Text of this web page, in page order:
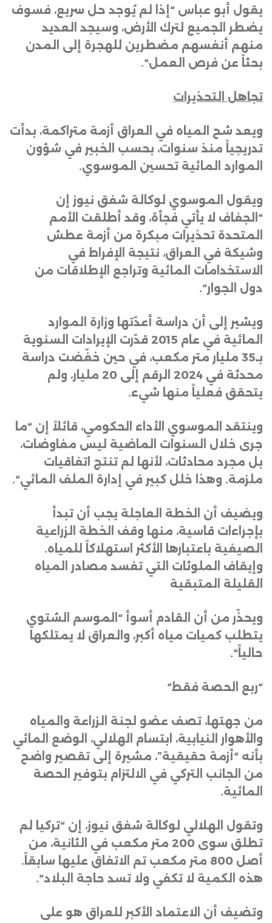
يقول أبو عباس “إذا لم يُوجد حل سريع، فسوف
يضطر الجميع لترك الأرض، وسيجد العديد
منهم أنفسهم مضطرين للهجرة إلى المدن
بحثاً عن فرص العمل“.
تجاهل التحذيرات
ويعد شح المياه في العراق أزمة متراكمة، بدأت
تدريجياً منذ سنوات، بحسب الخبير في شؤون
الموارد المائية تحسين الموسوي.
ويقول الموسوي لوكالة شفق نيوز إن
“الجفاف لا يأتي فجأة، وقد أطلقت الأمم
المتحدة تحذيرات مبكرة من أزمة عطش
وشيكة في العراق، نتيجة الإفراط في
الاستخدامات المائية وتراجع الإطلاقات من
دول الجوار“.
ويشير إلى أن دراسة أعدّتها وزارة الموارد
المائية في عام 2015 قدّرت الإيرادات السنوية
بـ35 مليار متر مكعب، في حين خفّضت دراسة
محدثة في 2024 الرقم إلى 20 مليار، ولم
يتحقق فعلياً منها شيء.
وينتقد الموسوي الأداء الحكومي، قائلاً إن “ما
جرى خلال السنوات الماضية ليس مفاوضات،
بل مجرد محادثات، لأنها لم تنتج اتفاقيات
ملزمة. وهذا خلل كبير في إدارة الملف المائي“.
ويضيف أن الخطة العاجلة يجب أن تبدأ
بإجراءات قاسية، منها وقف الخطة الزراعية
الصيفية باعتبارها الأكثر استهلاكاً للمياه.
وإيقاف الملوثات التي تفسد مصادر المياه
القليلة المتبقية
ويحذّر من أن القادم أسوأ “الموسم الشتوي
يتطلب كميات مياه أكبر، والعراق لا يمتلكها
حالياً“.
“ربع الحصة فقط“
من جهتها، تصف عضو لجنة الزراعة والمياه
والأهوار النيابية، ابتسام الهلالي، الوضع المائي
بأنه “أزمة حقيقية”، مشيرة إلى تقصير واضح
من الجانب التركي في الالتزام بتوفير الحصة
المائية.
وتقول الهلالي لوكالة شفق نيوز، إن “تركيا لم
تطلق سوى 200 متر مكعب في الثانية، من
أصل 800 متر مكعب تم الاتفاق عليها سابقاً.
هذه الكمية لا تكفي ولا تسد حاجة البلاد“.
وتضيف أن الاعتماد الأكبر للعراق هو على